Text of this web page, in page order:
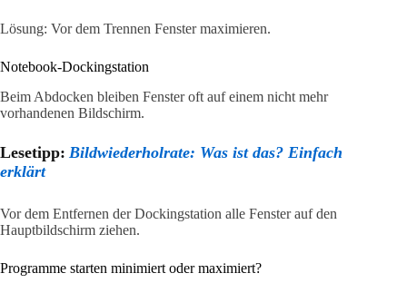
Lösung: Vor dem Trennen Fenster maximieren.
Notebook-Dockingstation
Beim Abdocken bleiben Fenster oft auf einem nicht mehr
vorhandenen Bildschirm.
Lesetipp: Bildwiederholrate: Was ist das? Einfach
erklärt
Vor dem Entfernen der Dockingstation alle Fenster auf den
Hauptbildschirm ziehen.
Programme starten minimiert oder maximiert?